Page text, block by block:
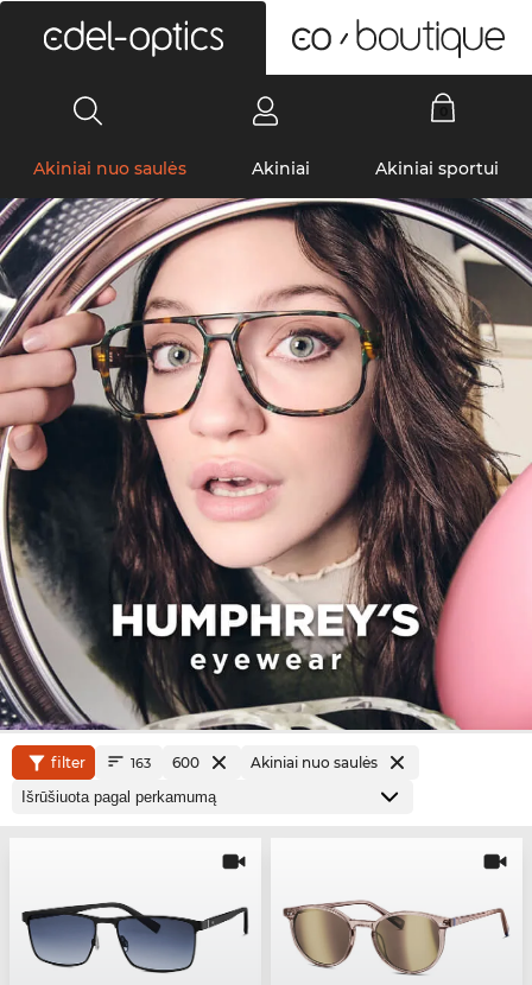
Akiniai nuo saulės Akiniai Akiniai sportui
filter 163 600 Akiniai nuo saulės